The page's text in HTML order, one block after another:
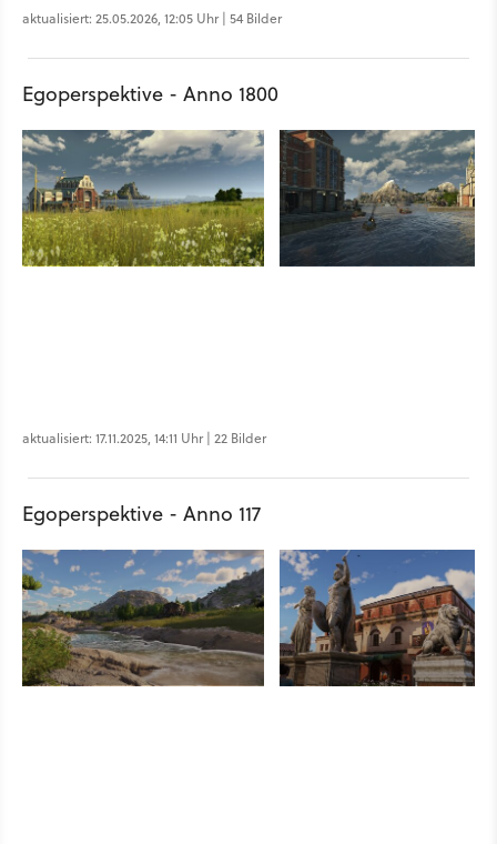
aktualisiert: 25.05.2026, 12:05 Uhr | 54 Bilder
Egoperspektive - Anno 1800
aktualisiert: 17.11.2025, 14:11 Uhr | 22 Bilder
Egoperspektive - Anno 117